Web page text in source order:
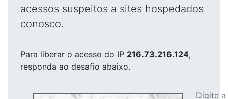
acessos suspeitos a sites hospedados
conosco.
Para liberar o acesso do IP 216.73.216.124,
responda ao desafio abaixo.
Digite